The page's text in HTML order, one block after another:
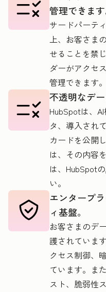
た
件
ェ
ト
管理できます
サードパーテ
上、お客さま
せることを禁
ダーがアクセ
管理できます。
不透明なデ
HubSpotは、
タ、導入され
カードを公開
は、その内容
は、HubSpotの
い。
エンタープ
ィ基盤。
お客さまのデ
護されていま
クセス制御、
ています。ま
スト、脆弱性